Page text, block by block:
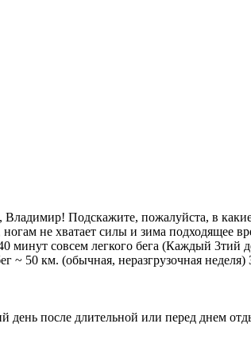
Владимир! Подскажите, пожалуйста, в
не хватает силы и зима подходящее
минут совсем легкого бега (Каждый
~ 50 км. (обычная, неразгрузочная неделя)
после длительной или перед днем